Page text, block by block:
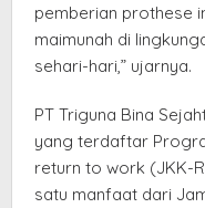
pemberian prothese
maimunah di
sehari-hari,” ujarnya.
PT Triguna Bina
yang terdaftar
return to work (JKK-
satu manfaat dari